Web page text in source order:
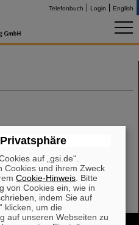
Telefonbuch Login English
auf „gsi.de“.
Cookies und ihrem Zweck
Cookie-Hinweis . Bitte
von Cookies ein, wie in
indem Sie auf
klicken, um die
auf unseren Webseiten zu